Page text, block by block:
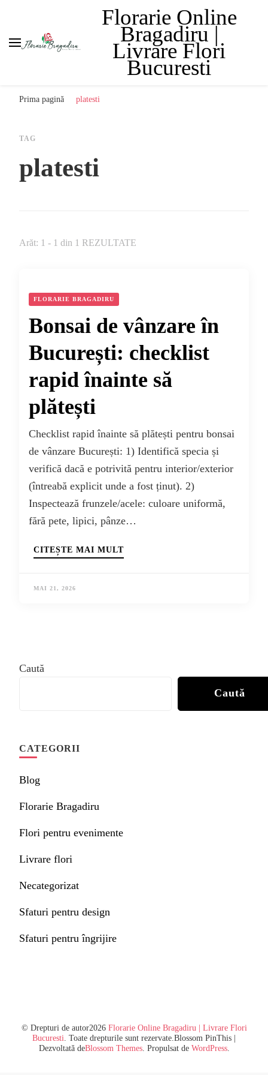
Florarie Online
Bragadiru |
Livrare Flori
Bucuresti
Prima pagină platesti
TAG
platesti
Arăt: 1 - 1 din 1 REZULTATE
FLORARIE BRAGADIRU
Bonsai de vânzare în
București: checklist
rapid înainte să
plătești
Checklist rapid înainte să plătești pentru bonsai
de vânzare București: 1) Identifică specia și
verifică dacă e potrivită pentru interior/exterior
(întreabă explicit unde a fost ținut). 2)
Inspectează frunzele/acele: culoare uniformă,
fără pete, lipici, pânze…
CITEȘTE MAI MULT
MAI 21, 2026
Caută
Caută
CATEGORII
Blog
Florarie Bragadiru
Flori pentru evenimente
Livrare flori
Necategorizat
Sfaturi pentru design
Sfaturi pentru îngrijire
© Drepturi de autor2026 Florarie Online Bragadiru | Livrare Flori
Bucuresti. Toate drepturile sunt rezervate.Blossom PinThis |
Dezvoltată deBlossom Themes. Propulsat de WordPress.